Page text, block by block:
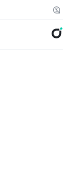
랠릿